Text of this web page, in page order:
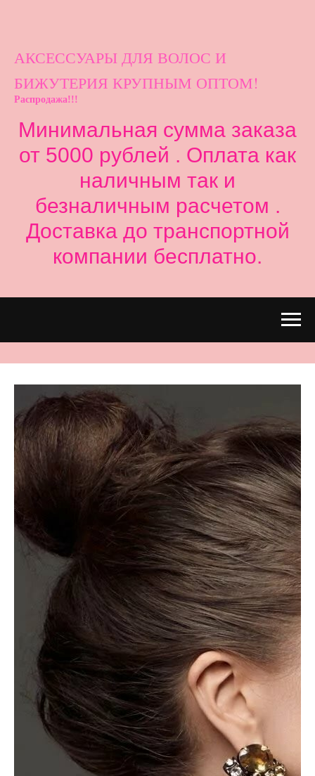
АКСЕССУАРЫ ДЛЯ ВОЛОС И
БИЖУТЕРИЯ КРУПНЫМ ОПТОМ!
Распродажа!!!
Минимальная сумма заказа
от 5000 рублей . Оплата как
наличным так и
безналичным расчетом .
Доставка до транспортной
компании бесплатно.